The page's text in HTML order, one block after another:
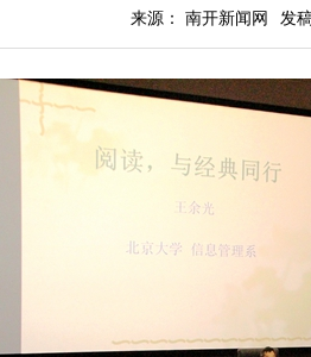
来源： 南开新闻网 发